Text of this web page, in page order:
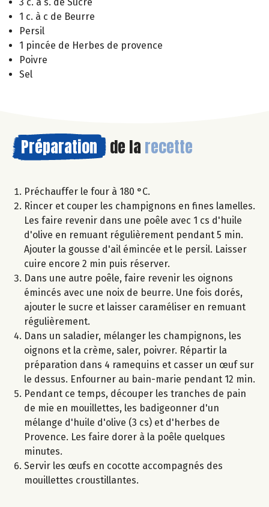
3 c. à s. de Sucre
1 c. à c de Beurre
Persil
1 pincée de Herbes de provence
Poivre
Sel
Préparation de la recette
Préchauffer le four à 180 °C.
Rincer et couper les champignons en fines lamelles.
Les faire revenir dans une poêle avec 1 cs d'huile
d'olive en remuant régulièrement pendant 5 min.
Ajouter la gousse d'ail émincée et le persil. Laisser
cuire encore 2 min puis réserver.
Dans une autre poêle, faire revenir les oignons
émincés avec une noix de beurre. Une fois dorés,
ajouter le sucre et laisser caraméliser en remuant
régulièrement.
Dans un saladier, mélanger les champignons, les
oignons et la crème, saler, poivrer. Répartir la
préparation dans 4 ramequins et casser un œuf sur
le dessus. Enfourner au bain-marie pendant 12 min.
Pendant ce temps, découper les tranches de pain
de mie en mouillettes, les badigeonner d'un
mélange d'huile d'olive (3 cs) et d'herbes de
Provence. Les faire dorer à la poêle quelques
minutes.
Servir les œufs en cocotte accompagnés des
mouillettes croustillantes.